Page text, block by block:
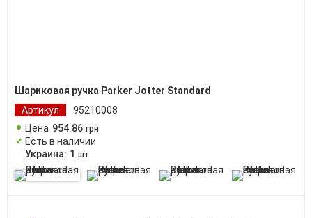
Шариковая ручка Parker Jotter Standard
Артикул
95210008
Цена 954.86 грн
Есть в наличии
Украина: 1 шт